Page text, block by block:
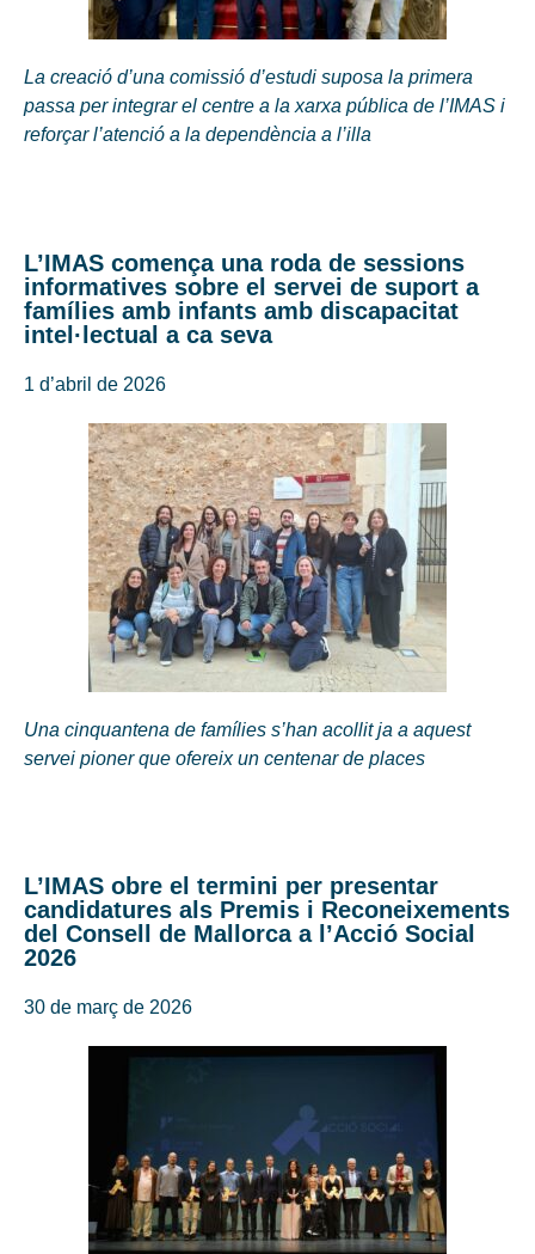
La creació d’una comissió d’estudi suposa la primera
passa per integrar el centre a la xarxa pública de l’IMAS i
reforçar l’atenció a la dependència a l’illa
L’IMAS comença una roda de sessions
informatives sobre el servei de suport a
famílies amb infants amb discapacitat
intel·lectual a ca seva
1 d’abril de 2026
Una cinquantena de famílies s’han acollit ja a aquest
servei pioner que ofereix un centenar de places
L’IMAS obre el termini per presentar
candidatures als Premis i Reconeixements
del Consell de Mallorca a l’Acció Social
2026
30 de març de 2026